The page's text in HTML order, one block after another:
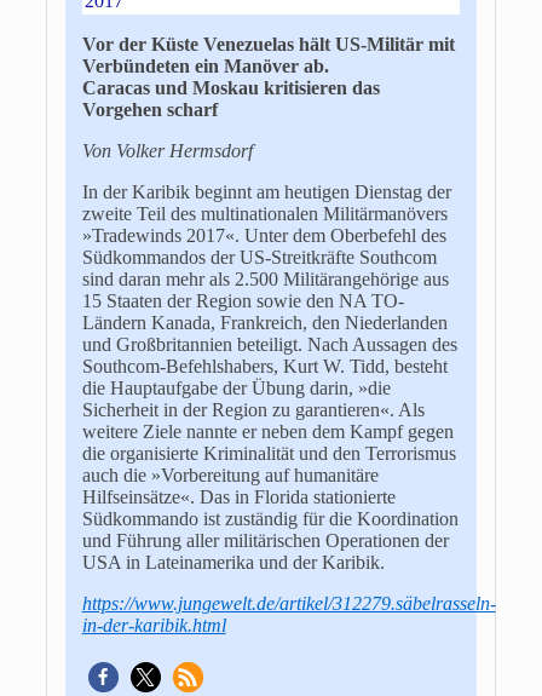
Vor der Küste Venezuelas hält US-Militär mit
Verbündeten ein Manöver ab.
Caracas und Moskau kritisieren das
Vorgehen scharf
Von Volker Hermsdorf
In der Karibik beginnt am heutigen Dienstag der
zweite Teil des multinationalen Militärmanövers
»Tradewinds 2017«. Unter dem Oberbefehl des
Südkommandos der US-Streitkräfte Southcom
sind daran mehr als 2.500 Militärangehörige aus
15 Staaten der Region sowie den NA TO-
Ländern Kanada, Frankreich, den Niederlanden
und Großbritannien beteiligt. Nach Aussagen des
Southcom-Befehlshabers, Kurt W. Tidd, besteht
die Hauptaufgabe der Übung darin, »die
Sicherheit in der Region zu garantieren«. Als
weitere Ziele nannte er neben dem Kampf gegen
die organisierte Kriminalität und den Terrorismus
auch die »Vorbereitung auf humanitäre
Hilfseinsätze«. Das in Florida stationierte
Südkommando ist zuständig für die Koordination
und Führung aller militärischen Operationen der
USA in Lateinamerika und der Karibik.
https://www.jungewelt.de/artikel/312279.säbelrasseln-
in-der-karibik.html